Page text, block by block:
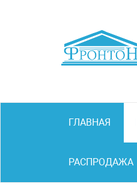
ГЛАВНАЯ
РАСПРОДАЖА